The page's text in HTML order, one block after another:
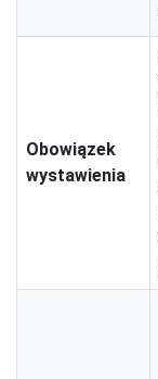
Obowiązek
wystawienia